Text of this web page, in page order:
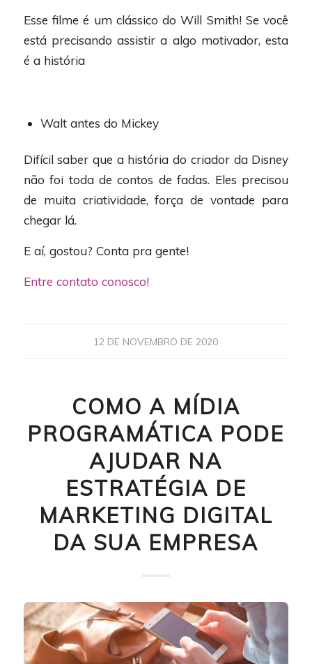
Esse filme é um clássico do Will Smith! Se você
está precisando assistir a algo motivador, esta
é a história
Walt antes do Mickey
Difícil saber que a história do criador da Disney
não foi toda de contos de fadas. Eles precisou
de muita criatividade, força de vontade para
chegar lá.
E aí, gostou? Conta pra gente!
Entre contato conosco!
12 DE NOVEMBRO DE 2020
COMO A MÍDIA
PROGRAMÁTICA PODE
AJUDAR NA
ESTRATÉGIA DE
MARKETING DIGITAL
DA SUA EMPRESA